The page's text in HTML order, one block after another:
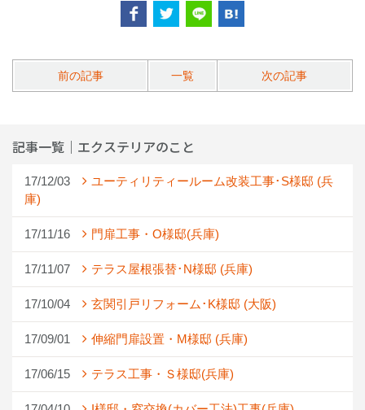
前の記事 一覧 次の記事
記事一覧｜エクステリアのこと
17/12/03
ユーティリティールーム改装工事･S様邸 (兵
庫)
17/11/16 門扉工事・O様邸(兵庫)
17/11/07 テラス屋根張替･N様邸 (兵庫)
17/10/04 玄関引戸リフォーム･K様邸 (大阪)
17/09/01 伸縮門扉設置・M様邸 (兵庫)
17/06/15 テラス工事・Ｓ様邸(兵庫)